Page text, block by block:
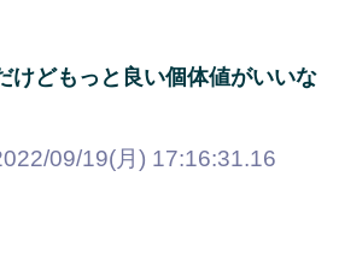
けどもっと良い個体値がいいな
09/19(月) 17:16:31.16